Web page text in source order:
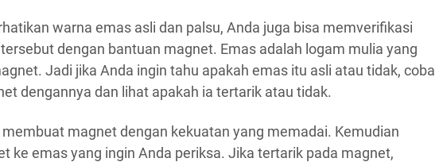
warna emas asli dan palsu, Anda juga bisa memverifikasi
dengan bantuan magnet. Emas adalah logam mulia yang
Jadi jika Anda ingin tahu apakah emas itu asli atau tidak, coba
dengannya dan lihat apakah ia tertarik atau tidak.
membuat magnet dengan kekuatan yang memadai. Kemudian
ke emas yang ingin Anda periksa. Jika tertarik pada magnet,